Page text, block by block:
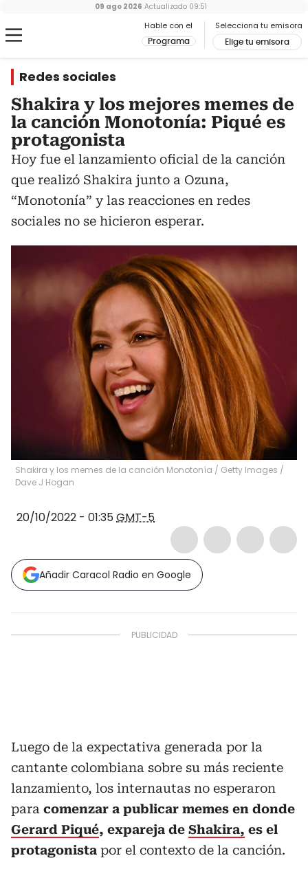
Hable con el
Programa
Selecciona tu emisora
Elige tu emisora
09 ago 2026 Actualizado 09:51
Redes sociales
Shakira y los mejores memes de
la canción Monotonía: Piqué es
protagonista
Hoy fue el lanzamiento oficial de la canción
que realizó Shakira junto a Ozuna,
“Monotonía” y las reacciones en redes
sociales no se hicieron esperar.
Shakira y los memes de la canción Monotonía / Getty Images /
Dave J Hogan
20/10/2022 - 01:35GMT-5
Añadir Caracol Radio en Google
Luego de la expectativa generada por la
cantante colombiana sobre su más reciente
lanzamiento, los internautas no esperaron
para comenzar a publicar memes en donde
Gerard Piqué, expareja de Shakira, es el
protagonista por el contexto de la canción.